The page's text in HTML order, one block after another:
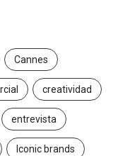
Cannes
creatividad
entrevista
Iconic brands